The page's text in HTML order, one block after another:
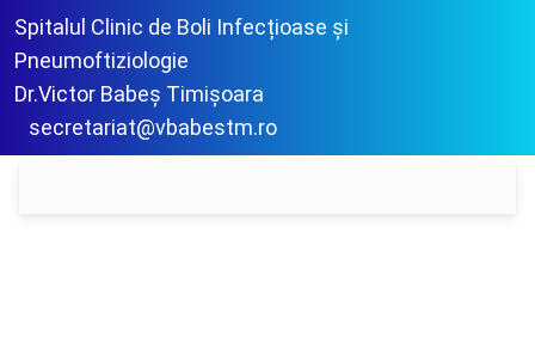
Spitalul Clinic de Boli Infecțioase și
Pneumoftiziologie
Dr.Victor Babeș Timișoara
secretariat@vbabestm.ro